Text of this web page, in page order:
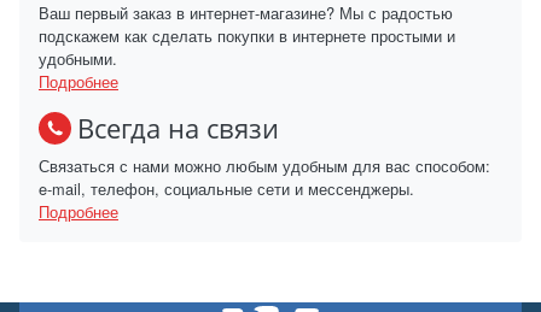
Ваш первый заказ в интернет-магазине? Мы с радостью
подскажем как сделать покупки в интернете простыми и
удобными.
Подробнее
Всегда на связи
Связаться с нами можно любым удобным для вас способом:
e-mail, телефон, социальные сети и мессенджеры.
Подробнее